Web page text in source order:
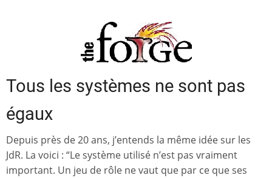
Tous les systèmes ne sont pas
égaux
Depuis près de 20 ans, j’entends la même idée sur les
JdR. La voici : “Le système utilisé n’est pas vraiment
important. Un jeu de rôle ne vaut que par ce que ses